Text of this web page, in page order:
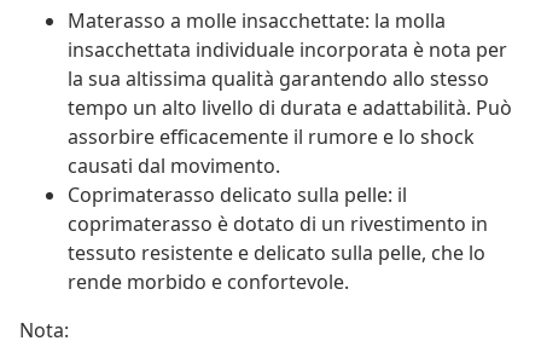
Materasso a molle insacchettate: la molla
insacchettata individuale incorporata è nota per
la sua altissima qualità garantendo allo stesso
tempo un alto livello di durata e adattabilità. Può
assorbire efficacemente il rumore e lo shock
causati dal movimento.
Coprimaterasso delicato sulla pelle: il
coprimaterasso è dotato di un rivestimento in
tessuto resistente e delicato sulla pelle, che lo
rende morbido e confortevole.
Nota: